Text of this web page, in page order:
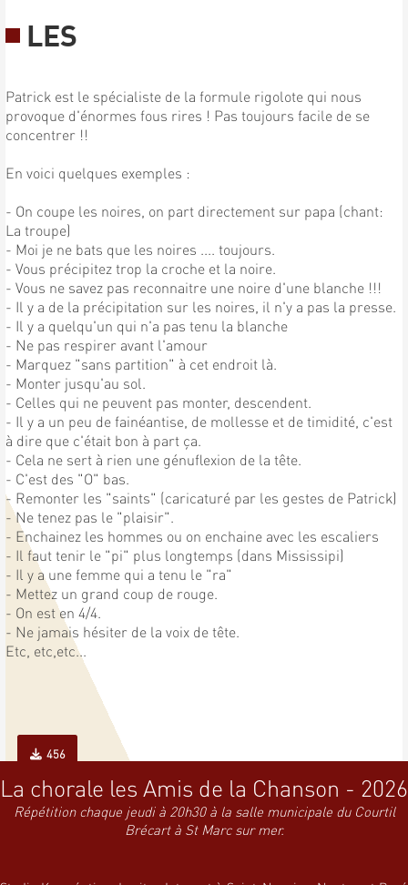
LES
Patrick est le spécialiste de la formule rigolote qui nous
provoque d'énormes fous rires ! Pas toujours facile de se
concentrer !!
En voici quelques exemples :
- On coupe les noires, on part directement sur papa (chant:
La troupe)
- Moi je ne bats que les noires .... toujours.
- Vous précipitez trop la croche et la noire.
- Vous ne savez pas reconnaitre une noire d'une blanche !!!
- Il y a de la précipitation sur les noires, il n'y a pas la presse.
- Il y a quelqu'un qui n'a pas tenu la blanche
- Ne pas respirer avant l'amour
- Marquez "sans partition" à cet endroit là.
- Monter jusqu'au sol.
- Celles qui ne peuvent pas monter, descendent.
- Il y a un peu de fainéantise, de mollesse et de timidité, c'est
à dire que c'était bon à part ça.
- Cela ne sert à rien une génuflexion de la tête.
- C'est des "O" bas.
- Remonter les "saints" (caricaturé par les gestes de Patrick)
- Ne tenez pas le "plaisir".
- Enchainez les hommes ou on enchaine avec les escaliers
- Il faut tenir le "pi" plus longtemps (dans Mississipi)
- Il y a une femme qui a tenu le "ra"
- Mettez un grand coup de rouge.
- On est en 4/4.
- Ne jamais hésiter de la voix de tête.
Etc, etc,etc...
456
La chorale les Amis de la Chanson - 2026
Répétition chaque jeudi à 20h30 à la salle municipale du Courtil
Brécart à St Marc sur mer.